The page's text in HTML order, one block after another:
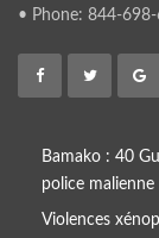
• Phone: 844-
Bamako : 40
police malienne
Violences